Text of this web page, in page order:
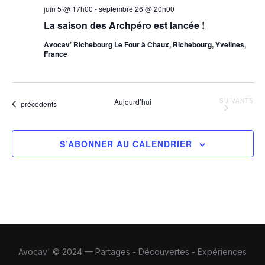
La saison des Archpéro est lancée !
juin 5 @ 17h00 -septembre 26 @ 20h00
Avocav’ Richebourg Le Four à Chaux, Richebourg, Yvelines,
France
Évènements
précédents Aujourd’hui SUIVANTS
S’ABONNER AU CALENDRIER
Avocav' © 2024 — Partages - Découvertes - Expériences